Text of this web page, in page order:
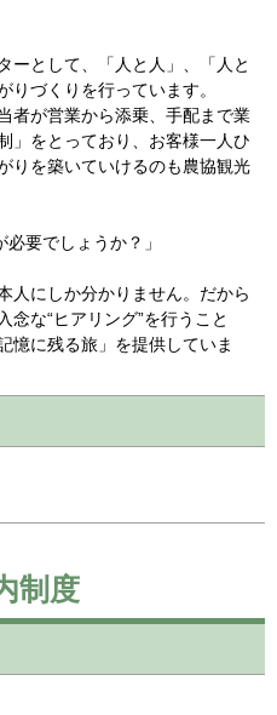
ーとして、「人と人」、「人と
りづくりを行っています。
者が営業から添乗、手配まで業
」をとっており、お客様一人ひ
りを築いていけるのも農協観光
必要でしょうか？」
人にしか分かりません。だから
念な“ヒアリング”を行うこと
憶に残る旅」を提供していま
制度